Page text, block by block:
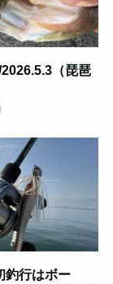
（琵琶
釣行はボー